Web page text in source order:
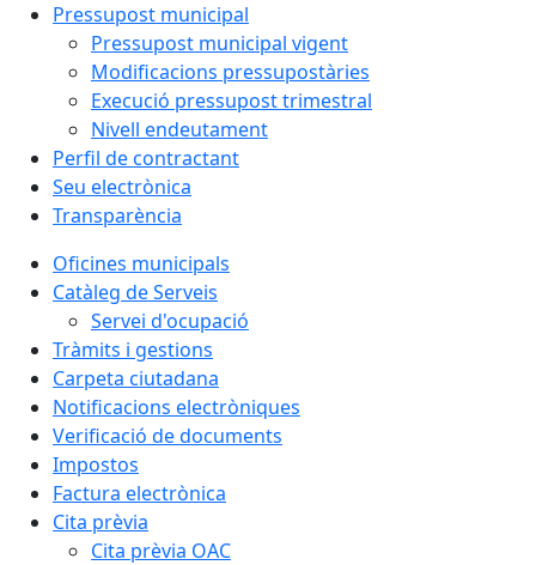
Pressupost municipal
Pressupost municipal vigent
Modificacions pressupostàries
Execució pressupost trimestral
Nivell endeutament
Perfil de contractant
Seu electrònica
Transparència
Oficines municipals
Catàleg de Serveis
Servei d'ocupació
Tràmits i gestions
Carpeta ciutadana
Notificacions electròniques
Verificació de documents
Impostos
Factura electrònica
Cita prèvia
Cita prèvia OAC